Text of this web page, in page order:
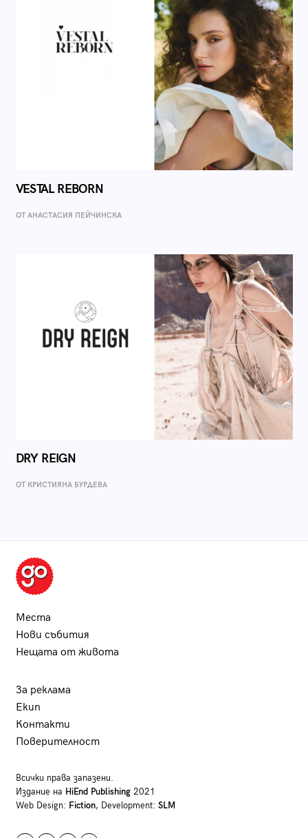
VESTAL REBORN
ОТ AНАСТАСИЯ ПЕЙЧИНСКА
DRY REIGN
ОТ КРИСТИЯНА БУРДЕВА
Места
Нови събития
Нещата от живота
За реклама
Екип
Контакти
Поверителност
Всички права запазени.
Издание на HiEnd Publishing2021
Web Design: Fiction, Development: SLM